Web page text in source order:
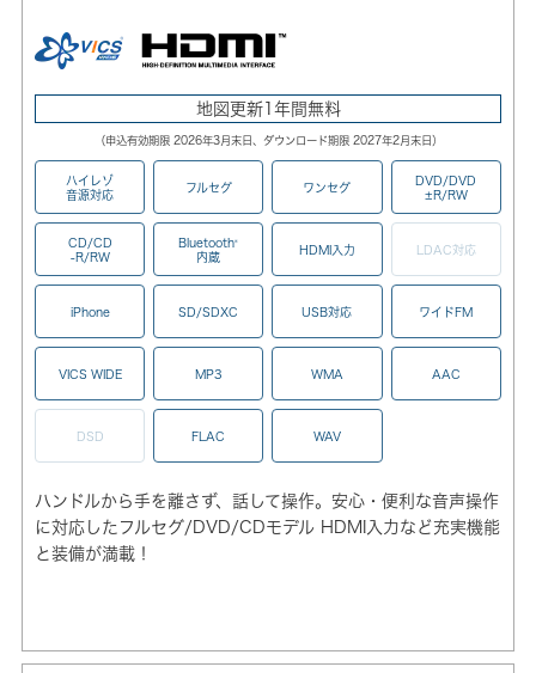
地図更新1年間無料
（申込有効期限 2026年3月末日、ダウンロード期限 2027年2月末日）
ハイレゾ
音源対応
フルセグ ワンセグ
DVD/DVD
±R/RW
CD/CD
-R/RW
Bluetooth®
内蔵
HDMI入力 LDAC対応
iPhone SD/SDXC USB対応 ワイドFM
VICS WIDE MP3 WMA AAC
DSD FLAC WAV
ハンドルから手を離さず、話して操作。安心・便利な音声操作
に対応したフルセグ/DVD/CDモデル HDMI入力など充実機能
と装備が満載！